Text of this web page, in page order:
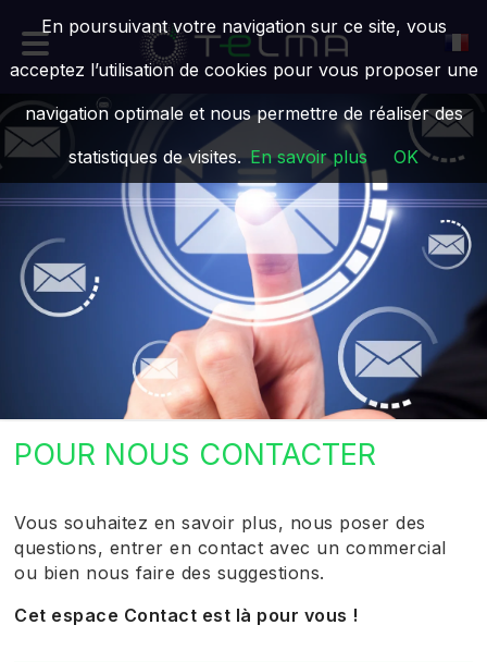
POUR NOUS CONTACTER
Vous souhaitez en savoir plus, nous poser des
questions, entrer en contact avec un commercial
ou bien nous faire des suggestions.
Cet espace Contact est là pour vous !
En poursuivant votre navigation sur ce site, vous
acceptez l’utilisation de cookies pour vous proposer une
navigation optimale et nous permettre de réaliser des
statistiques de visites. En savoir plus OK